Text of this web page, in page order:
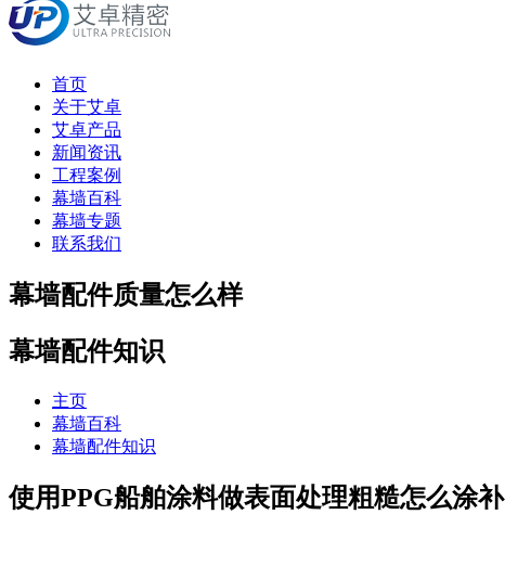
首页
关于艾卓
艾卓产品
新闻资讯
工程案例
幕墙百科
幕墙专题
联系我们
幕墙配件质量怎么样
幕墙配件知识
主页
幕墙百科
幕墙配件知识
使用PPG船舶涂料做表面处理粗糙怎么涂补